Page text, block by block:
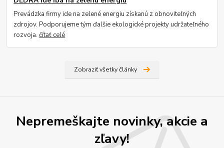
Prevádzka firmy ide na zelené energiu získanú z obnoviteľných
zdrojov. Podporujeme tým ďalšie ekologické projekty udržateľného
rozvoja.čítať celé
Zobraziť všetky články
Nepremeškajte novinky, akcie a
zľavy!